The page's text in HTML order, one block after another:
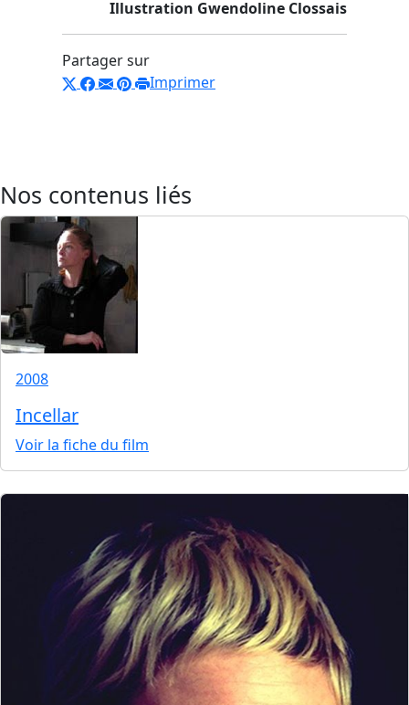
Illustration Gwendoline Clossais
Partager sur
Imprimer
Nos contenus liés
2008
Incellar
Voir la fiche du film